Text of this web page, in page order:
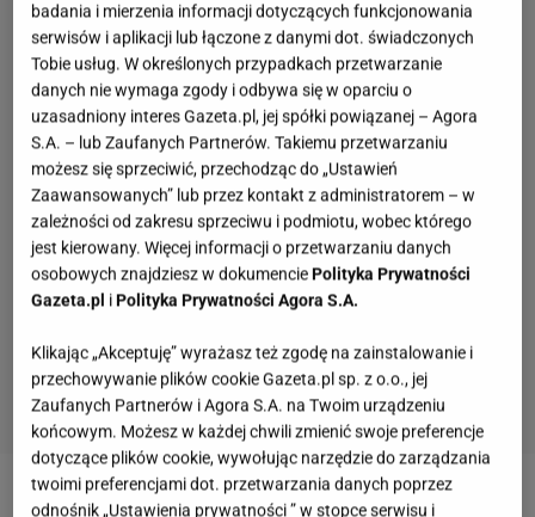
Zobacz wideoRozmawiamy z najpopularniejszym
badania i mierzenia informacji dotyczących funkcjonowania
serwisów i aplikacji lub łączone z danymi dot. świadczonych
Tobie usług. W określonych przypadkach przetwarzanie
danych nie wymaga zgody i odbywa się w oparciu o
uzasadniony interes Gazeta.pl, jej spółki powiązanej – Agora
S.A. – lub Zaufanych Partnerów. Takiemu przetwarzaniu
możesz się sprzeciwić, przechodząc do „Ustawień
Zaawansowanych” lub przez kontakt z administratorem – w
zależności od zakresu sprzeciwu i podmiotu, wobec którego
jest kierowany. Więcej informacji o przetwarzaniu danych
osobowych znajdziesz w dokumencie Polityka Prywatności
Gazeta.pl i Polityka Prywatności Agora S.A.
Klikając „Akceptuję” wyrażasz też zgodę na zainstalowanie i
przechowywanie plików cookie Gazeta.pl sp. z o.o., jej
Zaufanych Partnerów i Agora S.A. na Twoim urządzeniu
końcowym. Możesz w każdej chwili zmienić swoje preferencje
dotyczące plików cookie, wywołując narzędzie do zarządzania
twoimi preferencjami dot. przetwarzania danych poprzez
odnośnik „Ustawienia prywatności ” w stopce serwisu i